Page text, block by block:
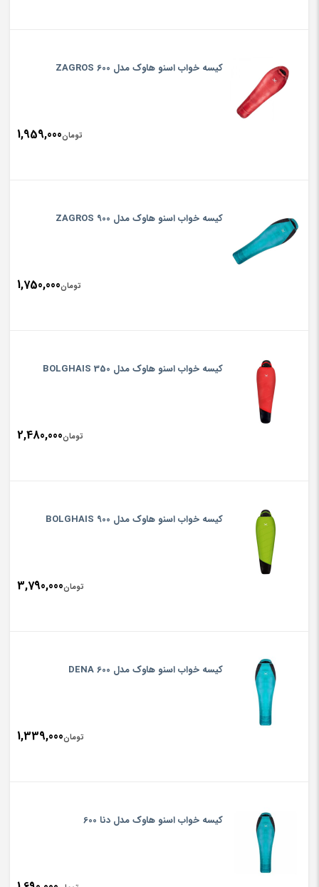
کیسه خواب اسنو هاوک مدل 600 ZAGROS
تومان1,959,000
کیسه خواب اسنو هاوک مدل 900 ZAGROS
تومان1,750,000
کیسه خواب اسنو هاوک مدل BOLGHAIS 350
تومان2,480,000
کیسه خواب اسنو هاوک مدل BOLGHAIS 900
تومان3,790,000
کیسه خواب اسنو هاوک مدل DENA 600
تومان1,339,000
کیسه خواب اسنو هاوک مدل دنا 600